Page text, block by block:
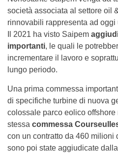
società associata al settore oil
rinnovabili rappresenta ad
Il 2021 ha visto Saipem
importanti, le quali le
incrementare il lavoro e
lungo periodo.
Una prima commessa
di specifiche turbine di nuova
colossale parco eolico offshore
stessa commessa
con un contratto da 460 milioni
sono poi state aggiudicate